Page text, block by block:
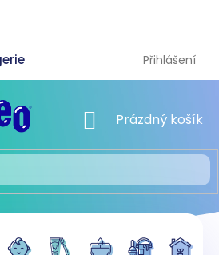
Přihlášení
NÁKUPNÍ KOŠÍK
Prázdný košík